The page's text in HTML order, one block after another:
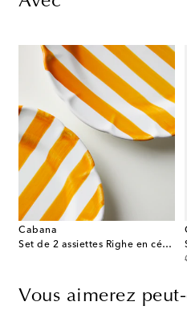
Cabana
Set de 2 assiettes Righe en céramique
Vous aimerez